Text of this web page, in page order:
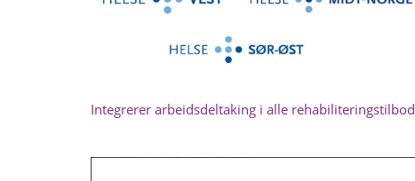
Integrerer arbeidsdeltaking i alle rehabiliteringstilbod